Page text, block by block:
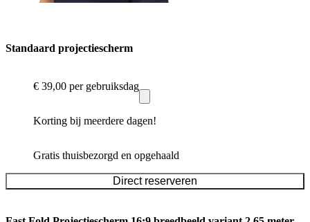
Standaard projectiescherm
€ 39,00 per gebruiksdag
Korting bij meerdere dagen!
Gratis thuisbezorgd en opgehaald
Direct reserveren